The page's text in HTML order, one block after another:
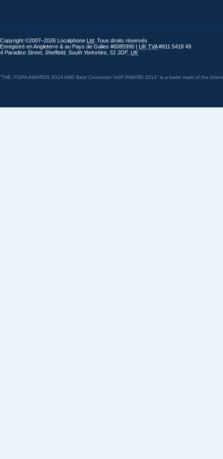
Copyright ©2007–2026 Localphone Ltd . Tous droits réservés
Enregistré en Angleterre & au Pays de Galles #6085990 | UK TVA#911 5418 49
4 Paradise Street, Sheffield, South Yorkshire S1 2DF, UK
“THE ITSPA AWARDS 2014 AND Best Consumer VoIP AWARD 2014” is a trade mark of the